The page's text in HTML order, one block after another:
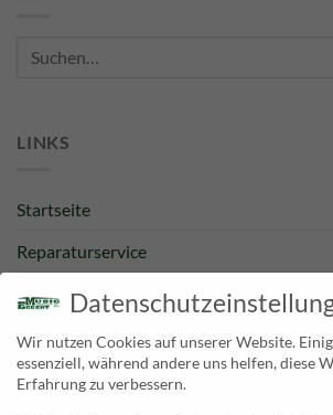
Suche
LINKS
Startseite
Reparaturservice
Bestpreisgarantie
Kategorien
Newsletter
Wir nutzen Cookies auf unserer Website.
essenziell, während andere uns helfen, diese
Erfahrung zu verbessern.